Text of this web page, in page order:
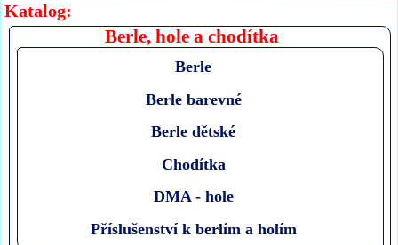
Katalog:
Berle, hole a chodítka
Berle
Berle barevné
Berle dětské
Chodítka
DMA - hole
Příslušenství k berlím a holím